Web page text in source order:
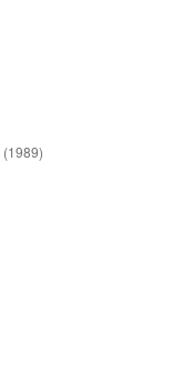
(1989)